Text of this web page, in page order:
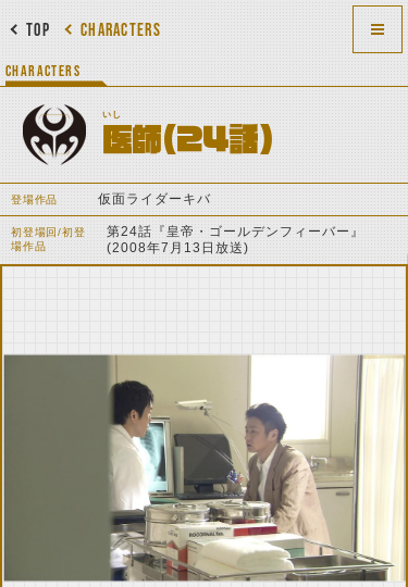
CHARACTERS
TOP
CHARACTERS
いし
医師（24話）
登場作品 仮面ライダーキバ
初登場回/初登
場作品
第24話『皇帝・ゴールデンフィーバー』
(2008年7月13日放送)